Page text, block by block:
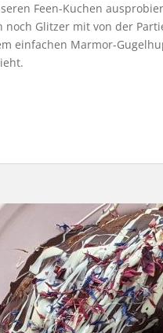
Feen-Kuchen
noch Glitzer mit von der
einfachen Marmor-